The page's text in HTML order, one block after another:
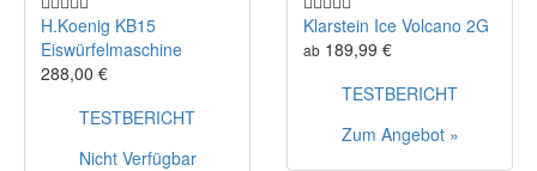
H.Koenig KB15
Eiswürfelmaschine
288,00 €
TESTBERICHT
Nicht Verfügbar
Klarstein Ice Volcano 2G
ab 189,99 €
TESTBERICHT
Zum Angebot »